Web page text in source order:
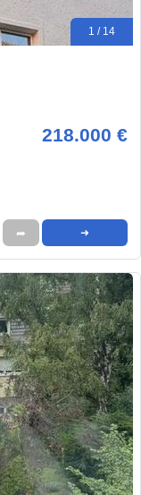
1 / 14
218.000 €
➦ ➜